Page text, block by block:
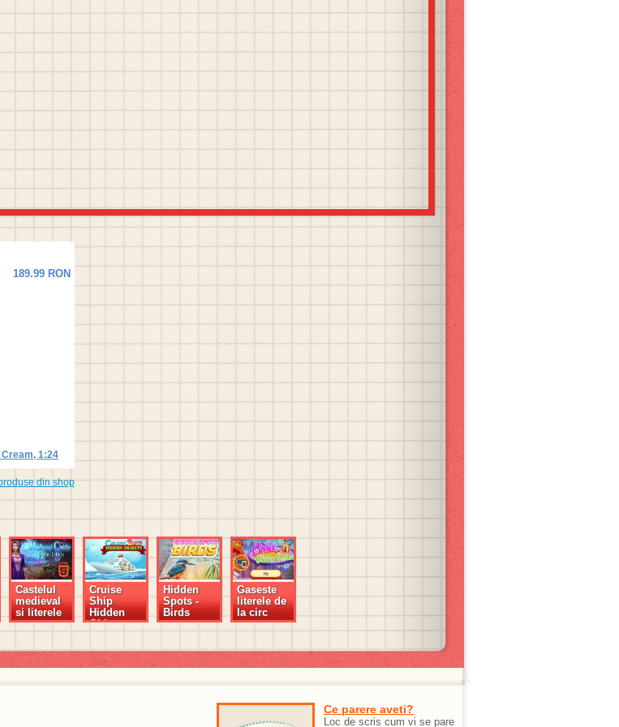
1:24
189.99 RON
din shop
Castelul
medieval
si literele
ascunse
Cruise
Ship
Hidden
Objects
Hidden
Spots -
Birds
Gaseste
literele de
la circ
Ce parere aveti?
Loc de scris cum vi se pare